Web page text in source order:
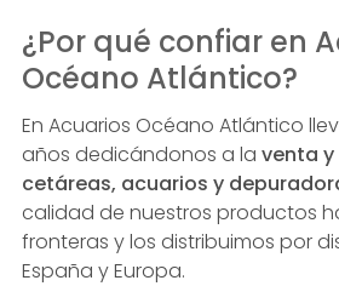
¿Por qué confiar en
Océano Atlántico?
En Acuarios Océano Atlántico
años dedicándonos a la venta
cetáreas, acuarios y
calidad de nuestros productos
fronteras y los distribuimos por
España y Europa.